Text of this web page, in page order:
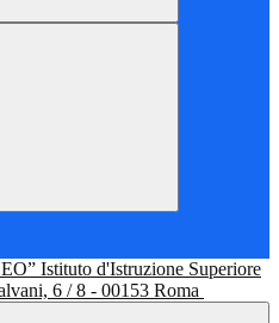
Istituto d'Istruzione Superiore
6 / 8 - 00153 Roma